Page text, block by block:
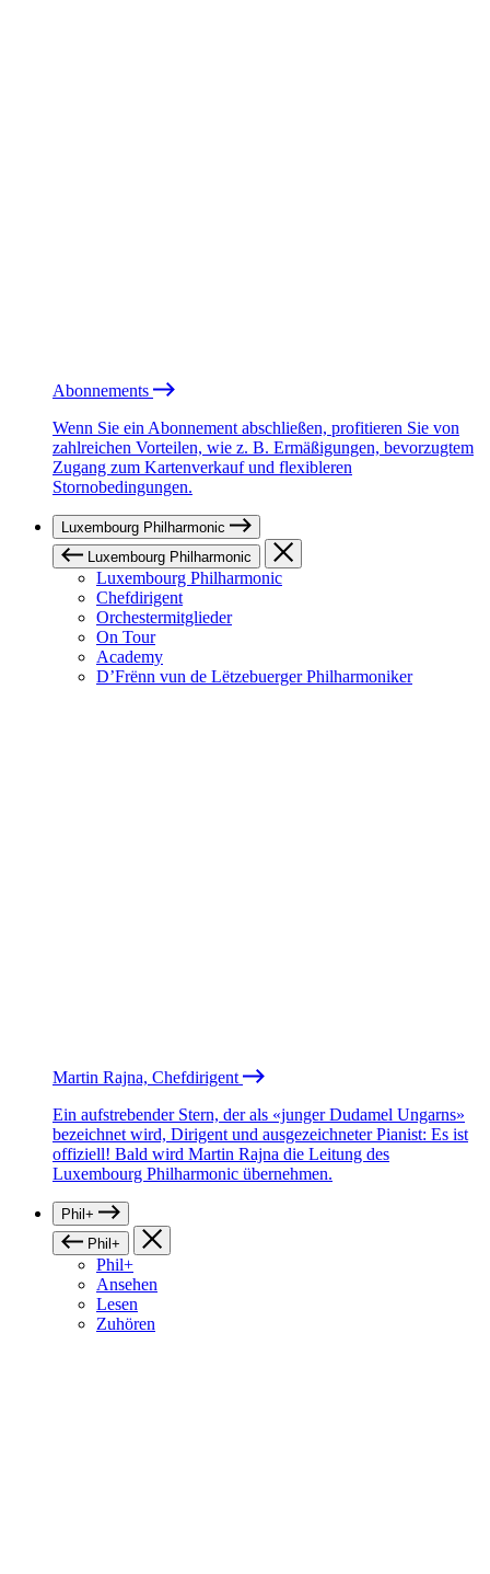
Abonnements
Wenn Sie ein Abonnement abschließen, profitieren Sie von
zahlreichen Vorteilen, wie z. B. Ermäßigungen, bevorzugtem
Zugang zum Kartenverkauf und flexibleren
Stornobedingungen.
Luxembourg Philharmonic
Luxembourg Philharmonic
Luxembourg Philharmonic
Chefdirigent
Orchestermitglieder
On Tour
Academy
D’Frënn vun de Lëtzebuerger Philharmoniker
Martin Rajna, Chefdirigent
Ein aufstrebender Stern, der als «junger Dudamel Ungarns»
bezeichnet wird, Dirigent und ausgezeichneter Pianist: Es ist
offiziell! Bald wird Martin Rajna die Leitung des
Luxembourg Philharmonic übernehmen.
Phil+
Phil+
Phil+
Ansehen
Lesen
Zuhören